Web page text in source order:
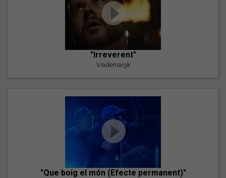
"Irreverent"
Vrademargk
"Que boig el món (Efecte permanent)"